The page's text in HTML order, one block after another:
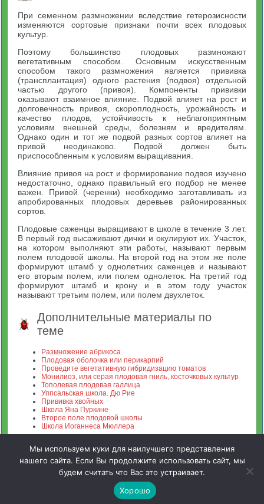
При семенном размножении вследствие гетерозисности
изменяются сортовые признаки почти всех плодовых
культур.
Поэтому большинство плодовых размножают
вегетативным способом. Основным искусственным
способом такого размножения является прививка
(трансплантация) одного растения (подвоя) отдельной
частью другого (привоя). Компоненты прививки
оказывают взаимное влияние. Подвой влияет на рост и
долговечность привоя, скороплодность, урожайность и
качество плодов, устойчивость к неблагоприятным
условиям внешней среды, болезням и вредителям.
Однако один и тот же подвой разных сортов влияет на
привой неодинаково. Подвой должен быть
приспособленным к условиям выращивания.
Влияние привоя на рост и формирование подвоя изучено
недостаточно, однако правильный его подбор не менее
важен. Привой (черенки) необходимо заготавливать из
апробированных плодовых деревьев районированных
сортов.
Плодовые саженцы выращивают в школе в течение 3 лет.
В первый год высаживают дички и окулируют их. Участок,
на котором выполняют эти работы, называют первым
полем плодовой школы. На второй год на этом же поле
формируют штамб у однолетних саженцев и называют
его вторым полем, или полем однолеток. На третий год
формируют штамб и крону и в этом году участок
называют третьим полем, или полем двухлеток.
Дополнительные материалы по
теме
Размножение абрикоса
Плодовая оболочка или перикарпий
Проведите вегетативную гибридизацию томатов
Монилиоз, или серая плодовая гниль, косточковых культур
Тополевая плодовая галлица
Уппсальская школа. Дю Рие
Прививка хвойных
Школа Яна Пуркине
Второе поле плодовой школы
Школа Иоганнеса Мюллера
Зооинженерный факультет МСХА. Неофициальный сайт
Мы используем куки для наилучшего представления
нашего сайта. Если Вы продолжите использовать сайт, мы
будем считать что Вас это устраивает.
Хорошо